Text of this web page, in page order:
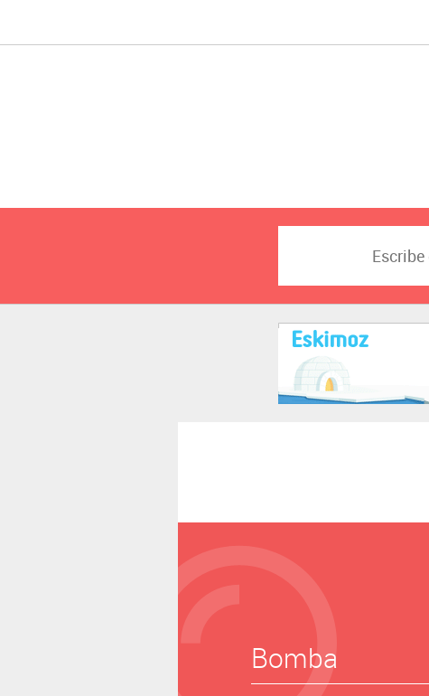
Bomba